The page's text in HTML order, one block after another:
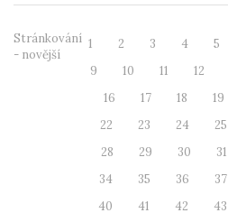
Stránkování
- novější
1 2 3 4 5
9
10 11 12
16
17 18 19
22
23 24 25
28
29 30 31
34
35 36 37
40
41 42 43